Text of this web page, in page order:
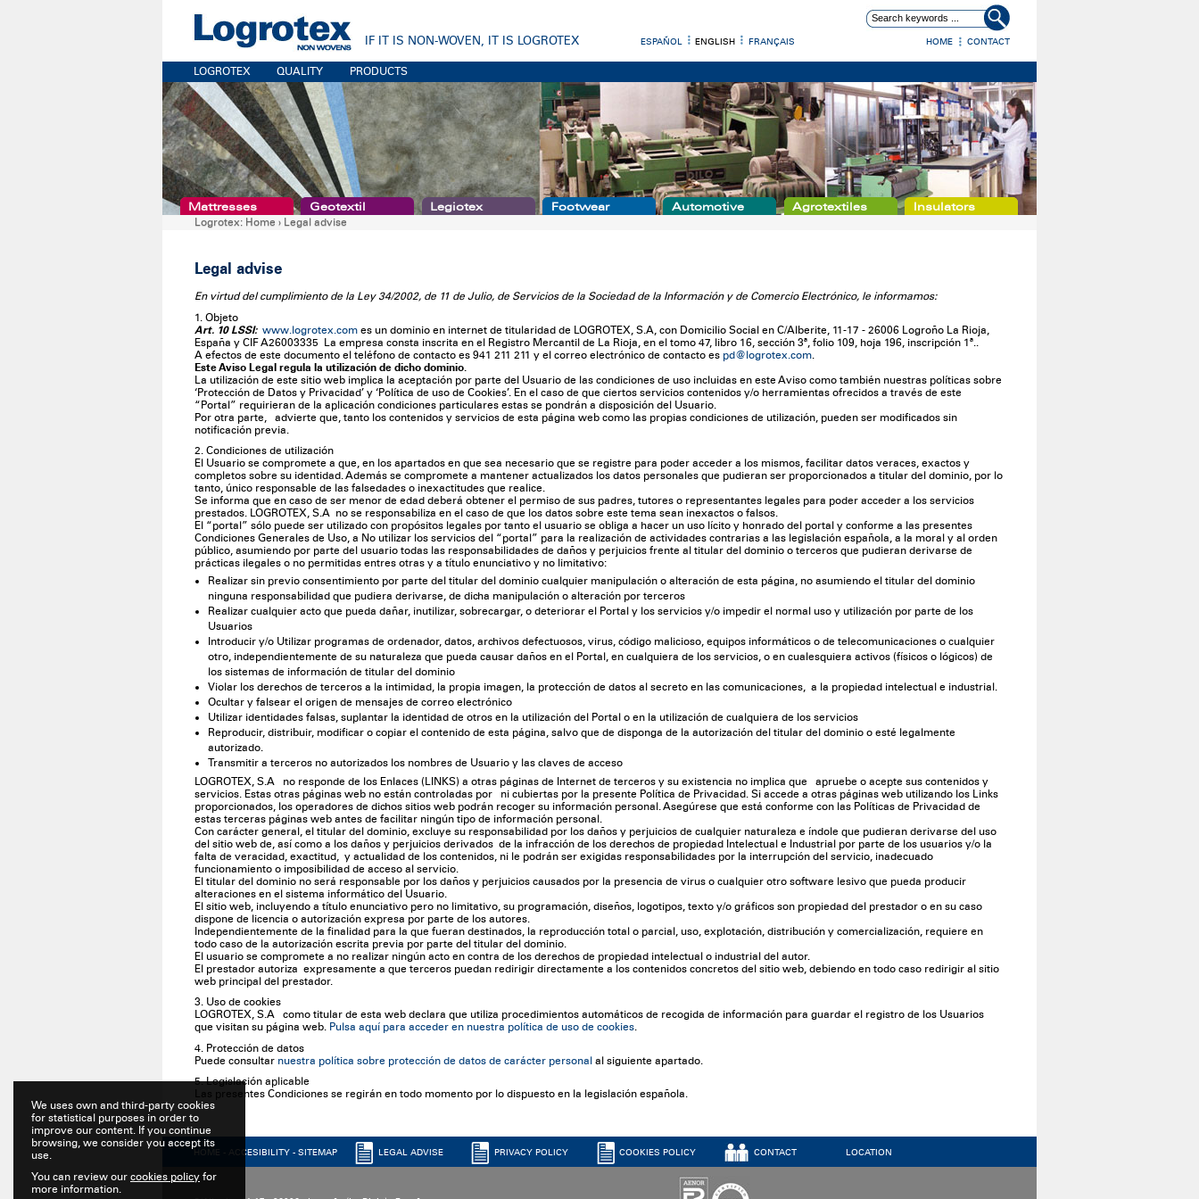
IF IT IS NON-WOVEN, IT IS LOGROTEX ESPAÑOL ENGLISH FRANÇAIS HOME CONTACT
LOGROTEX QUALITY PRODUCTS
Mattresses Geotextil Legiotex Footwear Automotive Agrotextiles
Insulators
Logrotex: Home › Legal advise
Legal advise
En virtud del cumplimiento de la Ley 34/2002, de 11 de Julio, de Servicios de la Sociedad de la Información y de Comercio Electrónico, le informamos:
1. Objeto
Art. 10 LSSI: www.logrotex.comes un dominio en internet de titularidad de LOGROTEX, S.A, con Domicilio Social en C/Alberite, 11-17 - 26006 Logroño La Rioja,
España y CIF A26003335 La empresa consta inscrita en el Registro Mercantil de La Rioja, en el tomo 47, libro 16, sección 3ª, folio 109, hoja 196, inscripción 1ª..
A efectos de este documento el teléfono de contacto es 941 211 211 y el correo electrónico de contacto es pd@logrotex.com.
Este Aviso Legal regula la utilización de dicho dominio.
La utilización de este sitio web implica la aceptación por parte del Usuario de las condiciones de uso incluidas en este Aviso como también nuestras políticas sobre
‘Protección de Datos y Privacidad’ y ‘Política de uso de Cookies’. En el caso de que ciertos servicios contenidos y/o herramientas ofrecidos a través de este
“Portal” requirieran de la aplicación condiciones particulares estas se pondrán a disposición del Usuario.
Por otra parte, advierte que, tanto los contenidos y servicios de esta página web como las propias condiciones de utilización, pueden ser modificados sin
notificación previa.
2. Condiciones de utilización
El Usuario se compromete a que, en los apartados en que sea necesario que se registre para poder acceder a los mismos, facilitar datos veraces, exactos y
completos sobre su identidad. Además se compromete a mantener actualizados los datos personales que pudieran ser proporcionados a titular del dominio, por lo
tanto, único responsable de las falsedades o inexactitudes que realice.
Se informa que en caso de ser menor de edad deberá obtener el permiso de sus padres, tutores o representantes legales para poder acceder a los servicios
prestados. LOGROTEX, S.A no se responsabiliza en el caso de que los datos sobre este tema sean inexactos o falsos.
El “portal” sólo puede ser utilizado con propósitos legales por tanto el usuario se obliga a hacer un uso lícito y honrado del portal y conforme a las presentes
Condiciones Generales de Uso, a No utilizar los servicios del “portal” para la realización de actividades contrarias a las legislación española, a la moral y al orden
público, asumiendo por parte del usuario todas las responsabilidades de daños y perjuicios frente al titular del dominio o terceros que pudieran derivarse de
prácticas ilegales o no permitidas entres otras y a título enunciativo y no limitativo:
Realizar sin previo consentimiento por parte del titular del dominio cualquier manipulación o alteración de esta página, no asumiendo el titular del dominio
ninguna responsabilidad que pudiera derivarse, de dicha manipulación o alteración por terceros
Realizar cualquier acto que pueda dañar, inutilizar, sobrecargar, o deteriorar el Portal y los servicios y/o impedir el normal uso y utilización por parte de los
Usuarios
Introducir y/o Utilizar programas de ordenador, datos, archivos defectuosos, virus, código malicioso, equipos informáticos o de telecomunicaciones o cualquier
otro, independientemente de su naturaleza que pueda causar daños en el Portal, en cualquiera de los servicios, o en cualesquiera activos (físicos o lógicos) de
los sistemas de información de titular del dominio
Violar los derechos de terceros a la intimidad, la propia imagen, la protección de datos al secreto en las comunicaciones, a la propiedad intelectual e industrial.
Ocultar y falsear el origen de mensajes de correo electrónico
Utilizar identidades falsas, suplantar la identidad de otros en la utilización del Portal o en la utilización de cualquiera de los servicios
Reproducir, distribuir, modificar o copiar el contenido de esta página, salvo que de disponga de la autorización del titular del dominio o esté legalmente
autorizado.
Transmitir a terceros no autorizados los nombres de Usuario y las claves de acceso
LOGROTEX, S.A no responde de los Enlaces (LINKS) a otras páginas de Internet de terceros y su existencia no implica que apruebe o acepte sus contenidos y
servicios. Estas otras páginas web no están controladas por ni cubiertas por la presente Política de Privacidad. Si accede a otras páginas web utilizando los Links
proporcionados, los operadores de dichos sitios web podrán recoger su información personal. Asegúrese que está conforme con las Políticas de Privacidad de
estas terceras páginas web antes de facilitar ningún tipo de información personal.
Con carácter general, el titular del dominio, excluye su responsabilidad por los daños y perjuicios de cualquier naturaleza e índole que pudieran derivarse del uso
del sitio web de, así como a los daños y perjuicios derivados de la infracción de los derechos de propiedad Intelectual e Industrial por parte de los usuarios y/o la
falta de veracidad, exactitud, y actualidad de los contenidos, ni le podrán ser exigidas responsabilidades por la interrupción del servicio, inadecuado
funcionamiento o imposibilidad de acceso al servicio.
El titular del dominio no será responsable por los daños y perjuicios causados por la presencia de virus o cualquier otro software lesivo que pueda producir
alteraciones en el sistema informático del Usuario.
El sitio web, incluyendo a título enunciativo pero no limitativo, su programación, diseños, logotipos, texto y/o gráficos son propiedad del prestador o en su caso
dispone de licencia o autorización expresa por parte de los autores.
Independientemente de la finalidad para la que fueran destinados, la reproducción total o parcial, uso, explotación, distribución y comercialización, requiere en
todo caso de la autorización escrita previa por parte del titular del dominio.
El usuario se compromete a no realizar ningún acto en contra de los derechos de propiedad intelectual o industrial del autor.
El prestador autoriza expresamente a que terceros puedan redirigir directamente a los contenidos concretos del sitio web, debiendo en todo caso redirigir al sitio
web principal del prestador.
3. Uso de cookies
LOGROTEX, S.A como titular de esta web declara que utiliza procedimientos automáticos de recogida de información para guardar el registro de los Usuarios
que visitan su página web. Pulsa aquí para acceder en nuestra política de uso de cookies.
4. Protección de datos
Puede consultar nuestra política sobre protección de datos de carácter personalal siguiente apartado.
5. Legislación aplicable
Las presentes Condiciones se regirán en todo momento por lo dispuesto en la legislación española.
HOME - ACCESIBILITY- SITEMAP LEGAL ADVISE PRIVACY POLICY COOKIES POLICY CONTACT LOCATION
We uses own and third-party cookies
for statistical purposes in order to
improve our content. If you continue
browsing, we consider you accept its
use.
You can review our cookies policy for
more information.